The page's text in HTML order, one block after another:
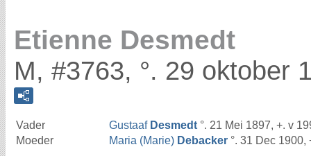
Etienne Desmedt
M, #3763, °. 29 oktober
Vader Gustaaf Desmedt °. 21 Mei 1897, +. v
Moeder
Maria (Marie) Debacker °. 31 Dec 1900,